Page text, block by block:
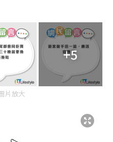
+5
片放大